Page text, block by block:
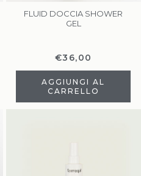
FLUID DOCCIA SHOWER
GEL
€36,00
AGGIUNGI AL
CARRELLO